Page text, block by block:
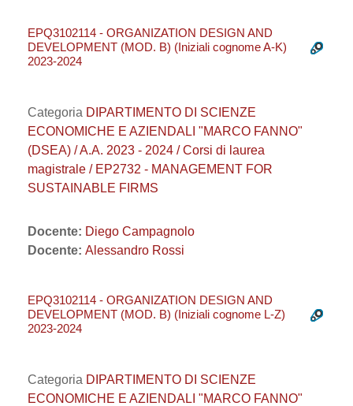
EPQ3102114 - ORGANIZATION DESIGN AND
DEVELOPMENT (MOD. B) (Iniziali cognome A-K)
2023-2024
Categoria DIPARTIMENTO DI SCIENZE
ECONOMICHE E AZIENDALI "MARCO FANNO"
(DSEA) / A.A. 2023 - 2024 / Corsi di laurea
magistrale / EP2732 - MANAGEMENT FOR
SUSTAINABLE FIRMS
Docente: Diego Campagnolo
Docente: Alessandro Rossi
EPQ3102114 - ORGANIZATION DESIGN AND
DEVELOPMENT (MOD. B) (Iniziali cognome L-Z)
2023-2024
Categoria DIPARTIMENTO DI SCIENZE
ECONOMICHE E AZIENDALI "MARCO FANNO"